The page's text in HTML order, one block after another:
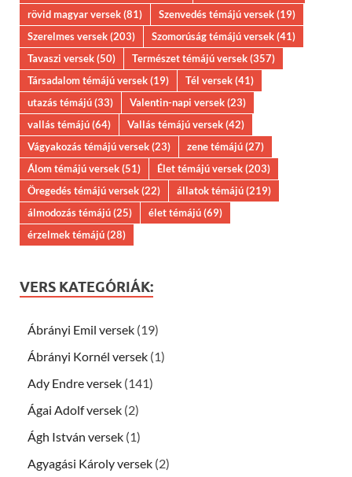
rövid magyar versek(81) Szenvedés témájú versek(19)
Szerelmes versek(203) Szomorúság témájú versek(41)
Tavaszi versek(50) Természet témájú versek(357)
Társadalom témájú versek(19) Tél versek(41)
utazás témájú(33) Valentin-napi versek(23)
vallás témájú(64) Vallás témájú versek(42)
Vágyakozás témájú versek(23) zene témájú(27)
Álom témájú versek(51) Élet témájú versek(203)
Öregedés témájú versek(22) állatok témájú(219)
álmodozás témájú(25) élet témájú(69)
érzelmek témájú(28)
VERS KATEGÓRIÁK:
Ábrányi Emil versek (19)
Ábrányi Kornél versek (1)
Ady Endre versek (141)
Ágai Adolf versek (2)
Ágh István versek (1)
Agyagási Károly versek (2)